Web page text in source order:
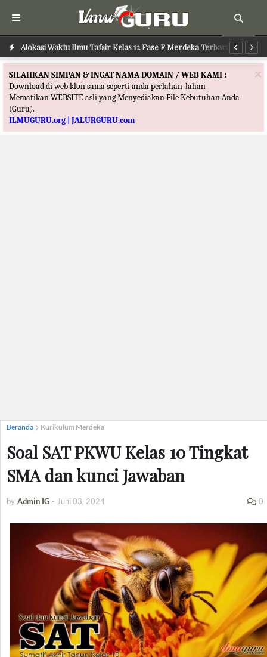
Alokasi Waktu Ilmu Tafsir Kelas 12 Fase F Merdeka Terbaru
×
SILAHKAN SIMPAN & INGAT NAMA DOMAIN / WEB KAMI :
Download di web klon sama seperti anda perlahan-lahan
Mematikan WEBSITE asli yang Menyediakan File Kebutuhan Anda
(Guru).
ILMUGURU.org | JALURGURU.com
Beranda Kurikulum Merdeka
Soal SAT PKWU Kelas 10 Tingkat
SMA dan kunci Jawaban
by Admin IG - Juni 03, 2024 0